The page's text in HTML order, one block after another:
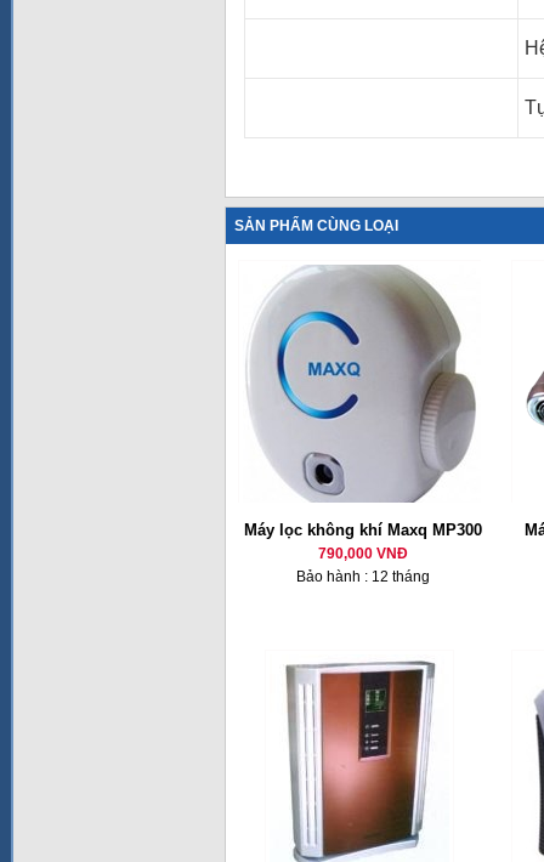
SẢN PHẨM CÙNG LOẠI
Máy lọc không khí Maxq MP300
790,000 VNĐ
Bảo hành : 12 tháng